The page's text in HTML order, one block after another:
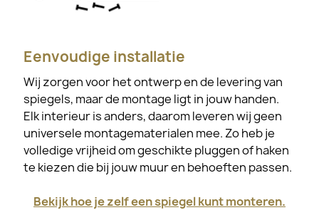
Eenvoudige installatie
Wij zorgen voor het ontwerp en de levering van
spiegels, maar de montage ligt in jouw handen.
Elk interieur is anders, daarom leveren wij geen
universele montagematerialen mee. Zo heb je
volledige vrijheid om geschikte pluggen of haken
te kiezen die bij jouw muur en behoeften passen.
Bekijk hoe je zelf een spiegel kunt monteren.